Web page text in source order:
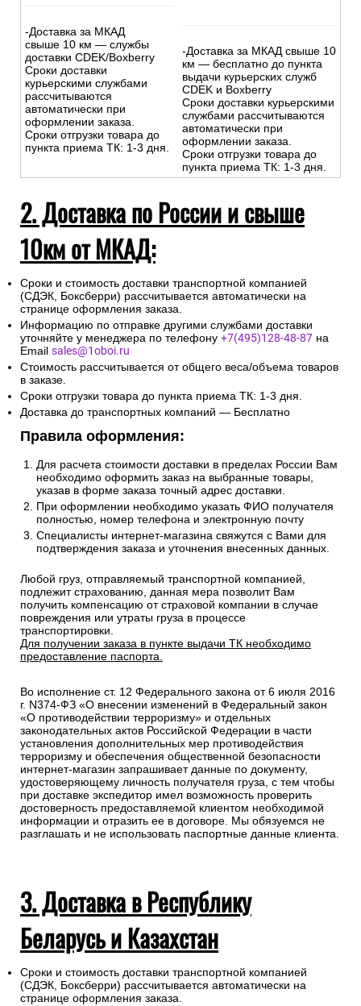
-Доставка за МКАД
свыше 10 км — службы
доставки CDEK/Boxberry
Сроки доставки
курьерскими службами
рассчитываются
автоматически при
оформлении заказа.
Сроки отгрузки товара до
пункта приема ТК: 1-3 дня.
-Доставка за МКАД свыше 10
км — бесплатно до пункта
выдачи курьерских служб
CDEK и Boxberry
Сроки доставки курьерскими
службами рассчитываются
автоматически при
оформлении заказа.
Сроки отгрузки товара до
пункта приема ТК: 1-3 дня.
2. Доставка по России и свыше
10км от МКАД:
Сроки и стоимость доставки транспортной компанией
(СДЭК, Боксберри) рассчитывается автоматически на
странице оформления заказа.
Информацию по отправке другими службами доставки
уточняйте у менеджера по телефону +7(495)128-48-87 на
Email sales@1oboi.ru
Стоимость рассчитывается от общего веса/объема товаров
в заказе.
Сроки отгрузки товара до пункта приема ТК: 1-3 дня.
Доставка до транспортных компаний — Бесплатно
Правила оформления:
Для расчета стоимости доставки в пределах России Вам
необходимо оформить заказ на выбранные товары,
указав в форме заказа точный адрес доставки.
При оформлении необходимо указать ФИО получателя
полностью, номер телефона и электронную почту
Специалисты интернет-магазина свяжутся с Вами для
подтверждения заказа и уточнения внесенных данных.
Любой груз, отправляемый транспортной компанией,
подлежит страхованию, данная мера позволит Вам
получить компенсацию от страховой компании в случае
повреждения или утраты груза в процессе
транспортировки.
Для получении заказа в пункте выдачи ТК необходимо
предоставление паспорта.
Во исполнение ст. 12 Федерального закона от 6 июля 2016
г. N374-ФЗ «О внесении изменений в Федеральный закон
«О противодействии терроризму» и отдельных
законодательных актов Российской Федерации в части
установления дополнительных мер противодействия
терроризму и обеспечения общественной безопасности
интернет-магазин запрашивает данные по документу,
удостоверяющему личность получателя груза, с тем чтобы
при доставке экспедитор имел возможность проверить
достоверность предоставляемой клиентом необходимой
информации и отразить ее в договоре. Мы обязуемся не
разглашать и не использовать паспортные данные клиента.
3. Доставка в Республику
Беларусь и Казахстан
Сроки и стоимость доставки транспортной компанией
(СДЭК, Боксберри) рассчитывается автоматически на
странице оформления заказа.